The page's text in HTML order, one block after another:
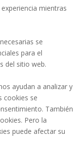
mientras
se
para el
del sitio web.
ayudan a analizar y
cookies se
También
Pero la
puede afectar su